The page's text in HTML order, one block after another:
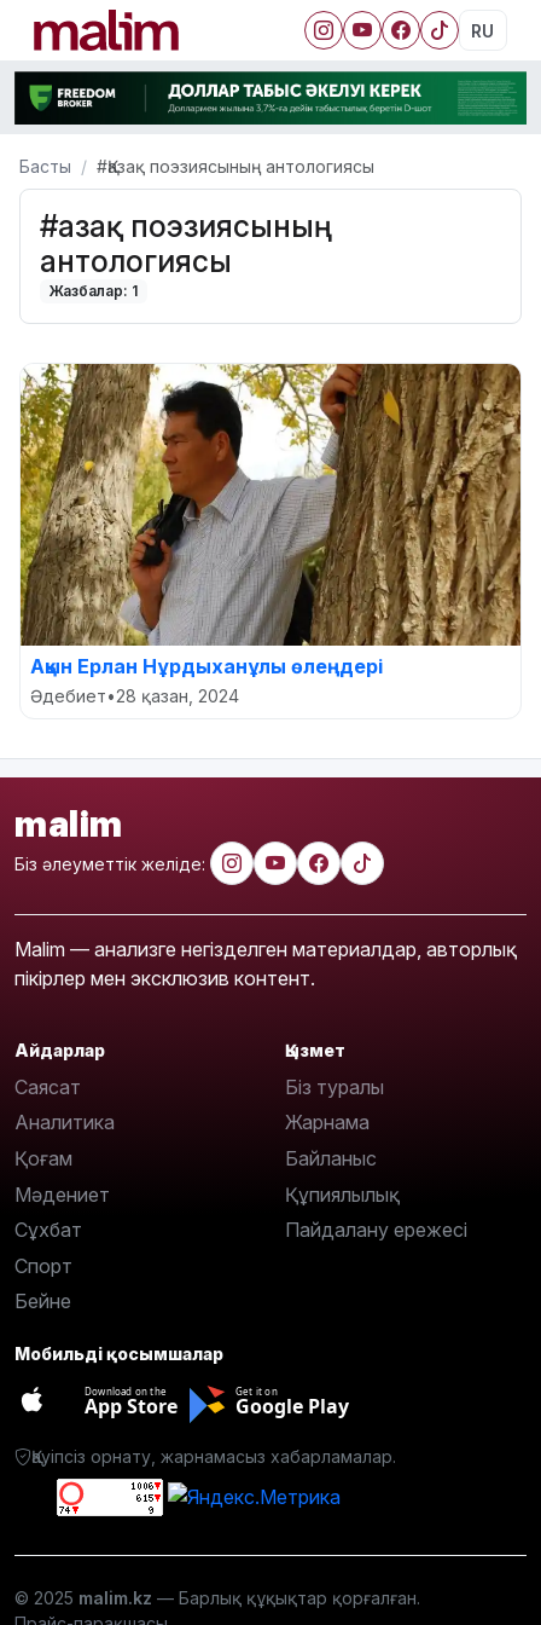
RU
Басты #Қазақ поэзиясының антологиясы
#Қазақ поэзиясының
антологиясы
Жазбалар: 1
Ақын Ерлан Нұрдыханұлы өлеңдері
Әдебиет•28 қазан, 2024
malim
Біз әлеуметтік желіде:
Malim — анализге негізделген материалдар, авторлық
пікірлер мен эксклюзив контент.
Айдарлар
Саясат
Аналитика
Қоғам
Мәдениет
Сұхбат
Спорт
Бейне
Қызмет
Біз туралы
Жарнама
Байланыс
Құпиялылық
Пайдалану ережесі
Мобильді қосымшалар
Download on the
App Store
Get it on
Google Play
Қауіпсіз орнату, жарнамасыз хабарламалар.
© 2025 malim.kz — Барлық құқықтар қорғалған.